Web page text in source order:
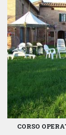
CORSO